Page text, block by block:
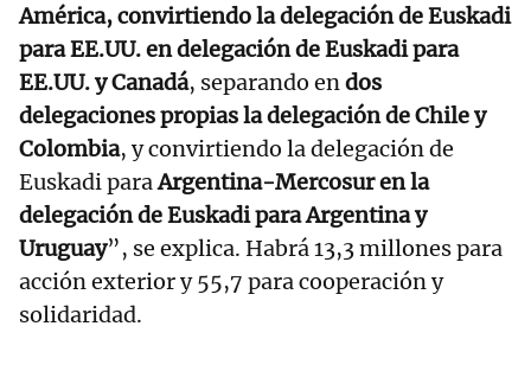
América, convirtiendo la delegación de Euskadi
para EE.UU. en delegación de Euskadi para
EE.UU. y Canadá, separando endos
delegaciones propias la delegación de Chile y
Colombia, y convirtiendo la delegación de
Euskadi paraArgentina-Mercosur en la
delegación de Euskadi para Argentina y
Uruguay”, se explica. Habrá 13,3 millones para
acción exterior y 55,7 para cooperación y
solidaridad.